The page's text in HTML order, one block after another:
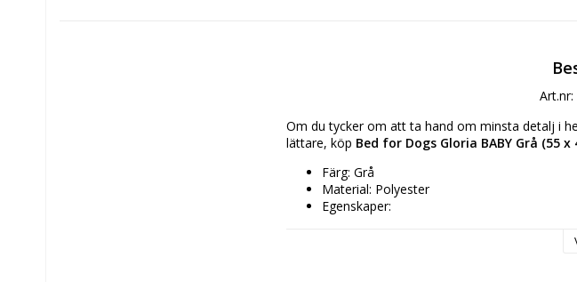
Om du tycker om att ta hand om minsta detalj i
lättare, köp Bed for Dogs Gloria BABY Grå (55 x
Färg: Grå
Material: Polyester
Egenskaper: